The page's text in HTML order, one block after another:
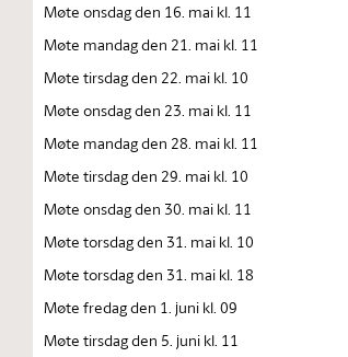
Møte onsdag den 16. mai kl. 11
Møte mandag den 21. mai kl. 11
Møte tirsdag den 22. mai kl. 10
Møte onsdag den 23. mai kl. 11
Møte mandag den 28. mai kl. 11
Møte tirsdag den 29. mai kl. 10
Møte onsdag den 30. mai kl. 11
Møte torsdag den 31. mai kl. 10
Møte torsdag den 31. mai kl. 18
Møte fredag den 1. juni kl. 09
Møte tirsdag den 5. juni kl. 11